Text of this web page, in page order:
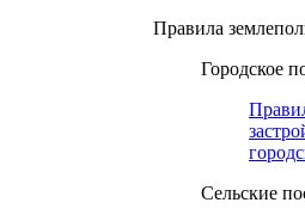
Правила
Городское
Сельские